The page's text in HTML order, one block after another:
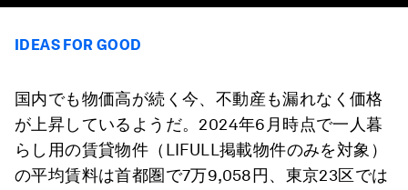
IDEAS FOR GOOD
国内でも物価高が続く今、不動産も漏れなく価格
が上昇しているようだ。2024年6月時点で一人暮
らし用の賃貸物件（LIFULL掲載物件のみを対象）
の平均賃料は首都圏で7万9,058円、東京23区では